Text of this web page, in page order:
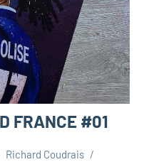
FRANCE #01
Richard Coudrais